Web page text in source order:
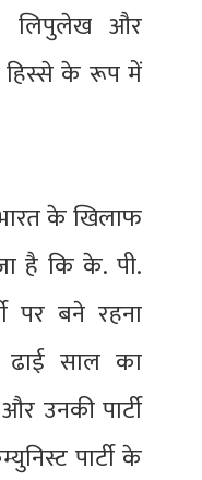
लिपुलेख और
हिस्से के रूप में
के खिलाफ
है कि के. पी.
पर बने रहना
साल का
उनकी पार्टी
पार्टी के